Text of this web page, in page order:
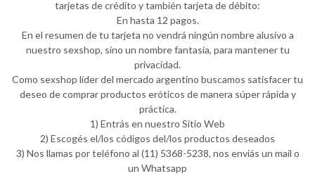
tarjetas de crédito y también tarjeta de débito:
En hasta 12 pagos.
En el resumen de tu tarjeta no vendrá ningún nombre alusivo a
nuestro sexshop, sino un nombre fantasía, para mantener tu
privacidad.
Como sexshop líder del mercado argentino buscamos satisfacer tu
deseo de comprar productos eróticos de manera súper rápida y
práctica.
1) Entrás en nuestro Sitio Web
2) Escogés el/los códigos del/los productos deseados
3) Nos llamas por teléfono al (11) 5368-5238, nos enviás un mail o
un Whatsapp